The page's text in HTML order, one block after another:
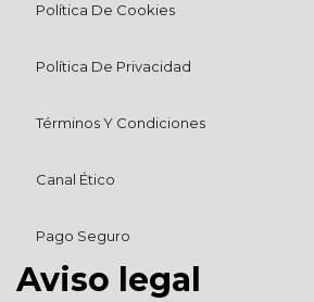
Política De Cookies
Política De Privacidad
Términos Y Condiciones
Canal Ético
Pago Seguro
Aviso legal